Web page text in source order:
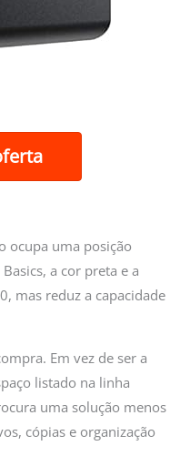
ocupa uma posição
a cor preta e a
mas reduz a capacidade
Em vez de ser a
listado na linha
uma solução menos
cópias e organização